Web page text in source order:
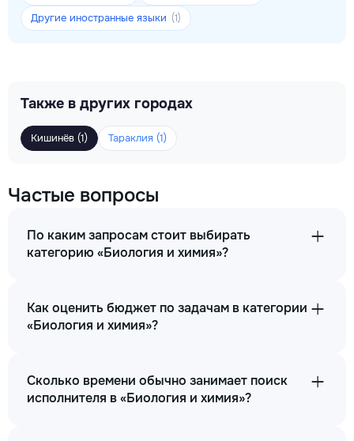
Другие иностранные языки (1)
Также в других городах
Кишинёв (1) Тараклия (1)
Частые вопросы
По каким запросам стоит выбирать
категорию «Биология и химия»?
Как оценить бюджет по задачам в категории
«Биология и химия»?
Сколько времени обычно занимает поиск
исполнителя в «Биология и химия»?